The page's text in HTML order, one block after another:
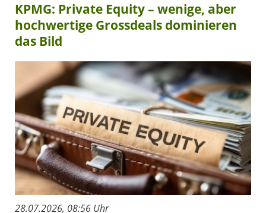
KPMG: Private Equity – wenige, aber
hochwertige Grossdeals dominieren
das Bild
28.07.2026, 08:56 Uhr